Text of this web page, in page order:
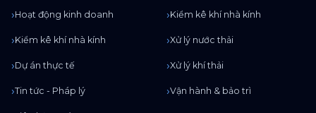
Hoạt động kinh doanh
Kiểm kê khí nhà kính
Dự án thực tế
Tin tức - Pháp lý
Kiểm kê khí nhà kính
Xử lý nước thải
Xử lý khí thải
Vận hành & bảo trì